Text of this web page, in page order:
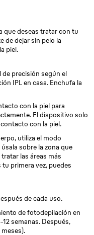
que deseas tratar con tu
de dejar sin pelo la
piel.
de precisión según el
IPL en casa. Enchufa la
con la piel para
El dispositivo solo
con la piel.
utiliza el modo
sobre la zona que
las áreas más
tu primera vez, puedes
de cada uso.
de fotodepilación en
semanas. Después,